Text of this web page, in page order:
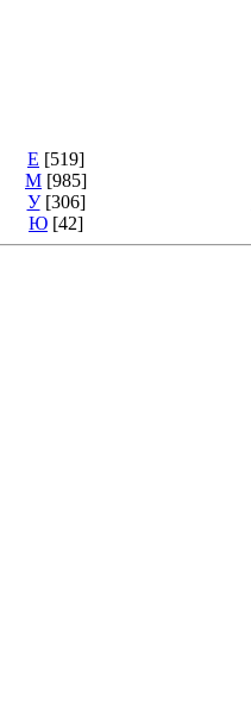
Е [519]
М [985]
У [306]
Ю [42]